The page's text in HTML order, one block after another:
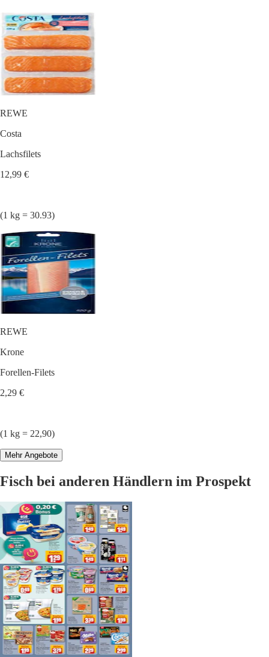
REWE
Costa
Lachsfilets
12,99 €
(1 kg = 30.93)
REWE
Krone
Forellen-Filets
2,29 €
(1 kg = 22,90)
Mehr Angebote
Fisch bei anderen Händlern im Prospekt